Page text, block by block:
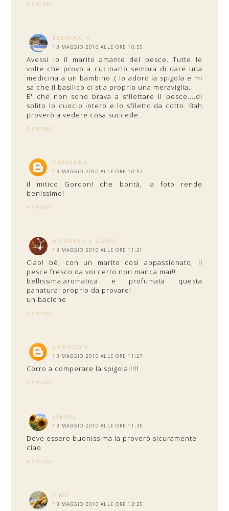
RISPONDI
ELENUCCIA
13 MAGGIO 2010 ALLE ORE 10:55
Avessi io il marito amante del pesce. Tutte le
volte che provo a cucinarlo sembra di dare una
medicina a un bambino :( Io adoro la spigola e mi
sa che il basilico ci stia proprio una meraviglia.
E' che non sono brava a sfilettare il pesce....di
solito lo cuocio intero e lo sfiletto da cotto. Bah
proverò a vedere cosa succede.
RISPONDI
GIOVANNA
13 MAGGIO 2010 ALLE ORE 10:57
il mitico Gordon! che bontà, la foto rende
benissimo!
RISPONDI
MANUELA E SILVIA
13 MAGGIO 2010 ALLE ORE 11:21
Ciao! bè, con un marito così appassionato, il
pesce fresco da voi certo non manca mai!!
bellissima,aromatica e profumata questa
panatura! proprio da provare!
un bacione
RISPONDI
UNKNOWN
13 MAGGIO 2010 ALLE ORE 11:27
Corro a comperare la spigola!!!!!
RISPONDI
STEVAL
13 MAGGIO 2010 ALLE ORE 11:35
Deve essere buonissima la proverò sicuramente
ciao
RISPONDI
SIMO
13 MAGGIO 2010 ALLE ORE 12:25